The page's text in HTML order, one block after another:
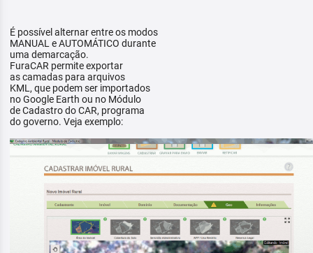
É possível alternar entre os modos
MANUAL e AUTOMÁTICO durante
uma demarcação.
FuraCAR permite exportar
as camadas para arquivos
KML, que podem ser importados
no Google Earth ou no Módulo
de Cadastro do CAR, programa
do governo. Veja exemplo: